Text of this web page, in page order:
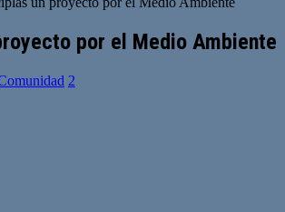
por el Medio Ambiente
2